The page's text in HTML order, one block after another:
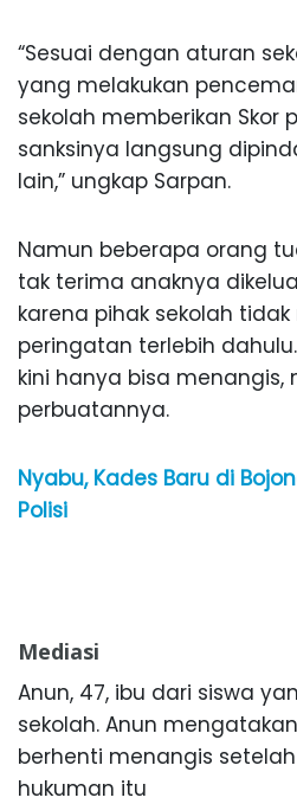
“Sesuai dengan aturan
yang melakukan
sekolah memberikan Skor
sanksinya langsung
lain,” ungkap Sarpan.
Namun beberapa orang
tak terima anaknya
karena pihak sekolah
peringatan terlebih
kini hanya bisa menangis,
perbuatannya.
Nyabu, Kades Baru di
Polisi
Mediasi
Anun, 47, ibu dari siswa
sekolah. Anun
berhenti menangis
hukuman itu